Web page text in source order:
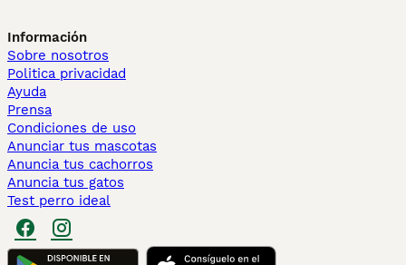
Información
Sobre nosotros
Politica privacidad
Ayuda
Prensa
Condiciones de uso
Anunciar tus mascotas
Anuncia tus cachorros
Anuncia tus gatos
Test perro ideal